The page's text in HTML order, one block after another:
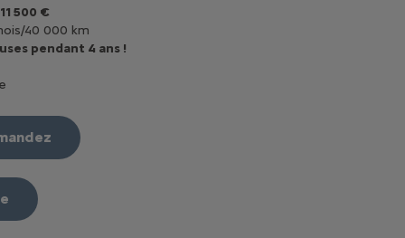
500 €
40 000 km
pendant 4 ans !